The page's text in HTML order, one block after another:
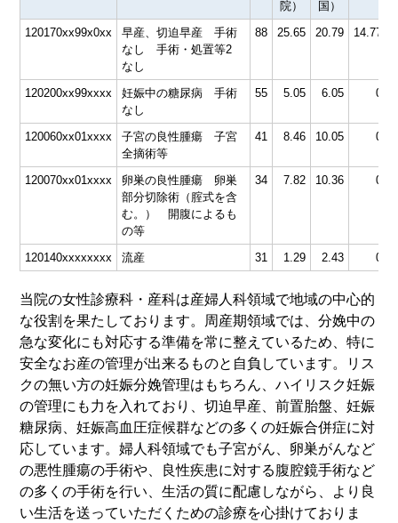
院）
国）
120170xx99x0xx
早産、切迫早産 手術
なし 手術・処置等2
なし
88 25.65 20.79 14.77
120200xx99xxxx
妊娠中の糖尿病 手術
なし
55 5.05 6.05 0
120060xx01xxxx
子宮の良性腫瘍 子宮
全摘術等
41 8.46 10.05 0
120070xx01xxxx
卵巣の良性腫瘍 卵巣
部分切除術（腟式を含
む。） 開腹によるも
の等
34 7.82 10.36 0
120140xxxxxxxx 流産 31 1.29 2.43 0
当院の女性診療科・産科は産婦人科領域で地域の中心的
な役割を果たしております。周産期領域では、分娩中の
急な変化にも対応する準備を常に整えているため、特に
安全なお産の管理が出来るものと自負しています。リス
クの無い方の妊娠分娩管理はもちろん、ハイリスク妊娠
の管理にも力を入れており、切迫早産、前置胎盤、妊娠
糖尿病、妊娠高血圧症候群などの多くの妊娠合併症に対
応しています。婦人科領域でも子宮がん、卵巣がんなど
の悪性腫瘍の手術や、良性疾患に対する腹腔鏡手術など
の多くの手術を行い、生活の質に配慮しながら、より良
い生活を送っていただくための診療を心掛けておりま